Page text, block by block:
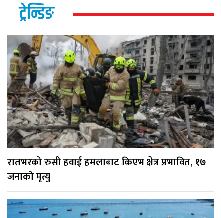
ट्रेन्डिङ
रातभरको रुसी हवाई हमलाबाट किएभ क्षेत्र प्रभावित, १७
जनाको मृत्यु